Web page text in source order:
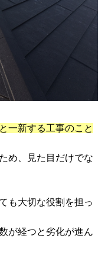
一新する工事のこと
め、見た目だけでな
も大切な役割を担っ
が経つと劣化が進ん